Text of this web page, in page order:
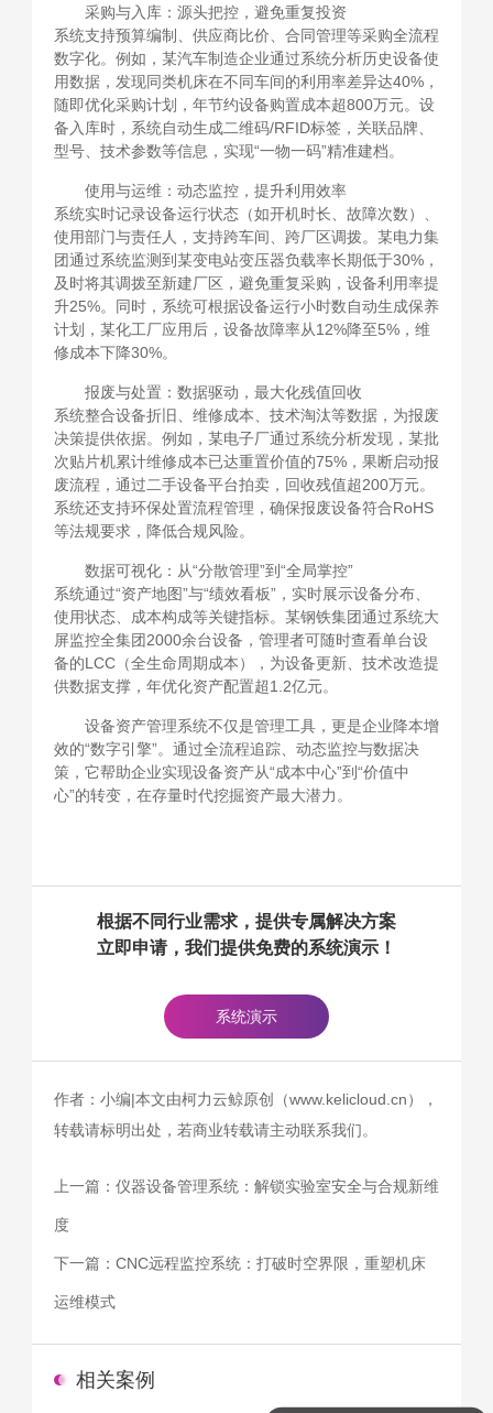
采购与入库：源头把控，避免重复投资
系统支持预算编制、供应商比价、合同管理等采购全流程
数字化。例如，某汽车制造企业通过系统分析历史设备使
用数据，发现同类机床在不同车间的利用率差异达40%，
随即优化采购计划，年节约设备购置成本超800万元。设
备入库时，系统自动生成二维码/RFID标签，关联品牌、
型号、技术参数等信息，实现“一物一码”精准建档。
使用与运维：动态监控，提升利用效率
系统实时记录设备运行状态（如开机时长、故障次数）、
使用部门与责任人，支持跨车间、跨厂区调拨。某电力集
团通过系统监测到某变电站变压器负载率长期低于30%，
及时将其调拨至新建厂区，避免重复采购，设备利用率提
升25%。同时，系统可根据设备运行小时数自动生成保养
计划，某化工厂应用后，设备故障率从12%降至5%，维
修成本下降30%。
报废与处置：数据驱动，最大化残值回收
系统整合设备折旧、维修成本、技术淘汰等数据，为报废
决策提供依据。例如，某电子厂通过系统分析发现，某批
次贴片机累计维修成本已达重置价值的75%，果断启动报
废流程，通过二手设备平台拍卖，回收残值超200万元。
系统还支持环保处置流程管理，确保报废设备符合RoHS
等法规要求，降低合规风险。
数据可视化：从“分散管理”到“全局掌控”
系统通过“资产地图”与“绩效看板”，实时展示设备分布、
使用状态、成本构成等关键指标。某钢铁集团通过系统大
屏监控全集团2000余台设备，管理者可随时查看单台设
备的LCC（全生命周期成本），为设备更新、技术改造提
供数据支撑，年优化资产配置超1.2亿元。
设备资产管理系统不仅是管理工具，更是企业降本增
效的“数字引擎”。通过全流程追踪、动态监控与数据决
策，它帮助企业实现设备资产从“成本中心”到“价值中
心”的转变，在存量时代挖掘资产最大潜力。
根据不同行业需求，提供专属解决方案
立即申请，我们提供免费的系统演示！
系统演示
作者：小编|本文由柯力云鲸原创（www.kelicloud.cn），
转载请标明出处，若商业转载请主动联系我们。
上一篇： 仪器设备管理系统：解锁实验室安全与合规新维
度
下一篇： CNC远程监控系统：打破时空界限，重塑机床
运维模式
相关案例